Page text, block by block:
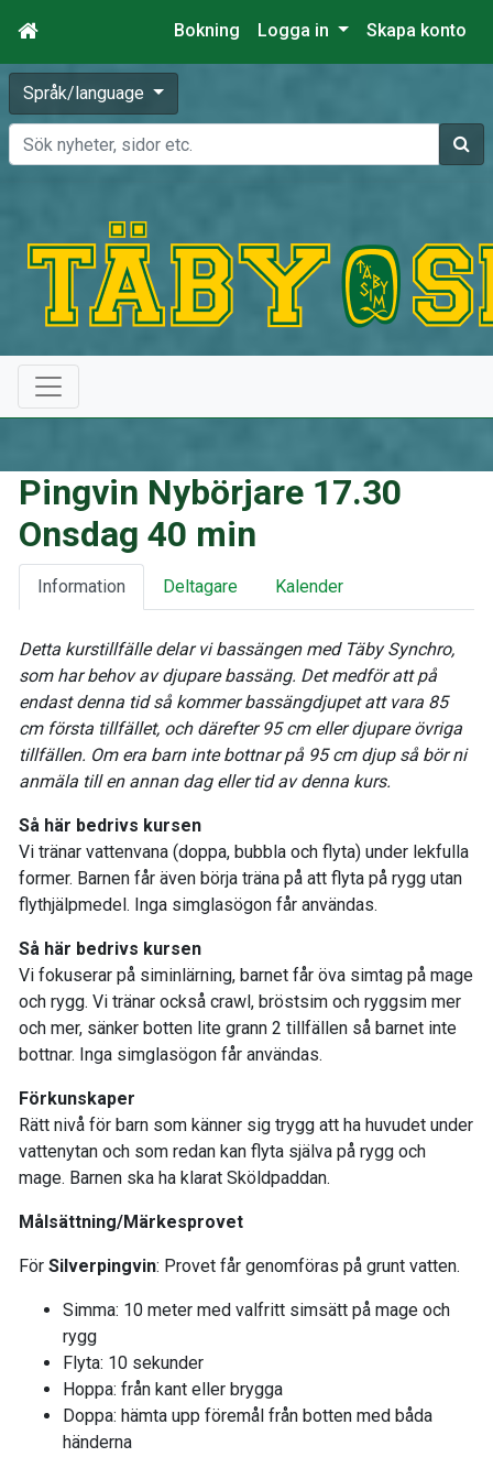
Bokning Logga in Skapa konto
Språk/language
Sök
Pingvin Nybörjare 17.30
Onsdag 40 min
Information Deltagare Kalender
Detta kurstillfälle delar vi bassängen med Täby Synchro,
som har behov av djupare bassäng. Det medför att på
endast denna tid så kommer bassängdjupet att vara 85
cm första tillfället, och därefter 95 cm eller djupare övriga
tillfällen. Om era barn inte bottnar på 95 cm djup så bör ni
anmäla till en annan dag eller tid av denna kurs.
Så här bedrivs kursen
Vi tränar vattenvana (doppa, bubbla och flyta) under lekfulla
former. Barnen får även börja träna på att flyta på rygg utan
flythjälpmedel. Inga simglasögon får användas.
Så här bedrivs kursen
Vi fokuserar på siminlärning, barnet får öva simtag på mage
och rygg. Vi tränar också crawl, bröstsim och ryggsim mer
och mer, sänker botten lite grann 2 tillfällen så barnet inte
bottnar. Inga simglasögon får användas.
Förkunskaper
Rätt nivå för barn som känner sig trygg att ha huvudet under
vattenytan och som redan kan flyta själva på rygg och
mage. Barnen ska ha klarat Sköldpaddan.
Målsättning/Märkesprovet
För Silverpingvin: Provet får genomföras på grunt vatten.
Simma: 10 meter med valfritt simsätt på mage och
rygg
Flyta: 10 sekunder
Hoppa: från kant eller brygga
Doppa: hämta upp föremål från botten med båda
händerna